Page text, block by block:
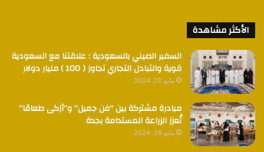
الأكثر مشاهدة
السفير الصيني بالسعودية : علاقتنا مع السعودية
قوية والتبادل التجاري تجاوز ( 100 ) مليار دولار
مايو 20, 2024
مبادرة مشتركة بين “فن جميل” و”أزكى طعامًا”
تُعزز الزراعة المستدامة بجدة
مايو 26, 2024